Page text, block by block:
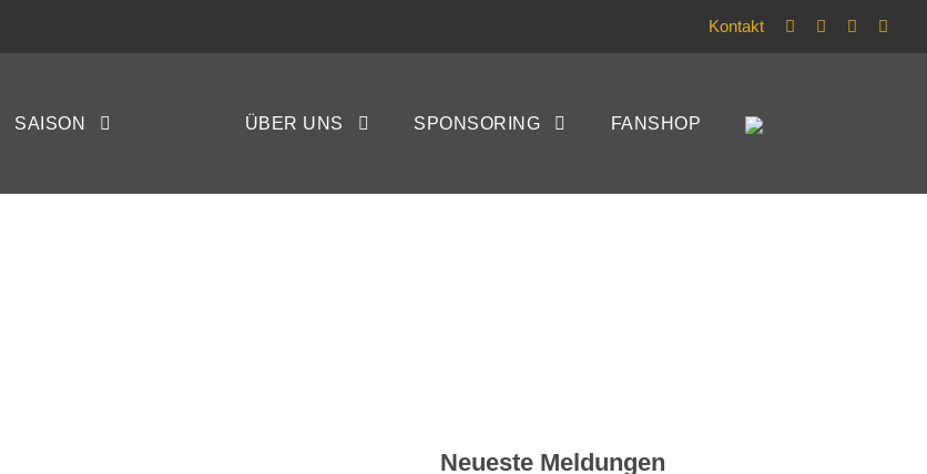
Kontakt
SAISON ÜBER UNS SPONSORING FANSHOP
siegen 2:1 beim
08
Neueste Meldungen